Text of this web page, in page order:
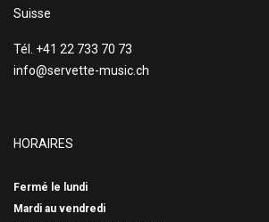
Suisse
Tél. +41 22 733 70 73
info@servette-music.ch
HORAIRES
Fermé le lundi
Mardi au vendredi